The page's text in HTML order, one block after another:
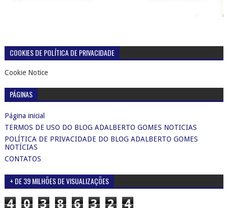
4 0 3 8 6 3 2 4
CONHEÇA NOSSO INSTAGRAM